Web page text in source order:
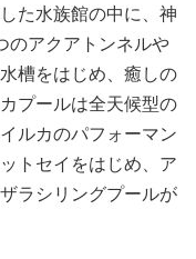
た水族館の中に、神
のアクアトンネルや
槽をはじめ、癒しの
プールは全天候型の
ルカのパフォーマン
トセイをはじめ、ア
ラシリングプールが